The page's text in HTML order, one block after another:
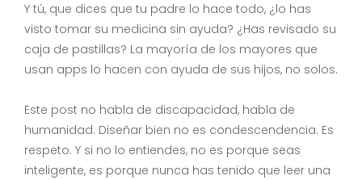
Y tú, que dices que tu padre lo hace todo, ¿lo has
visto tomar su medicina sin ayuda? ¿Has revisado su
caja de pastillas? La mayoría de los mayores que
usan apps lo hacen con ayuda de sus hijos, no solos.
Este post no habla de discapacidad, habla de
humanidad. Diseñar bien no es condescendencia. Es
respeto. Y si no lo entiendes, no es porque seas
inteligente, es porque nunca has tenido que leer una